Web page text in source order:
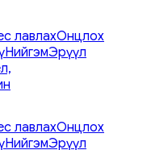
лавлахОнцлох
НийгэмЭрүүл
лавлахОнцлох
НийгэмЭрүүл